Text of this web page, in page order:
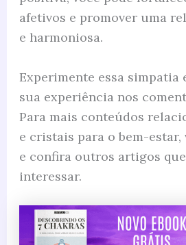
afetivos e promover uma
e harmoniosa.
Experimente essa simpatia
sua experiência nos
Para mais conteúdos
e cristais para o bem-
e confira outros artigos
interessar.